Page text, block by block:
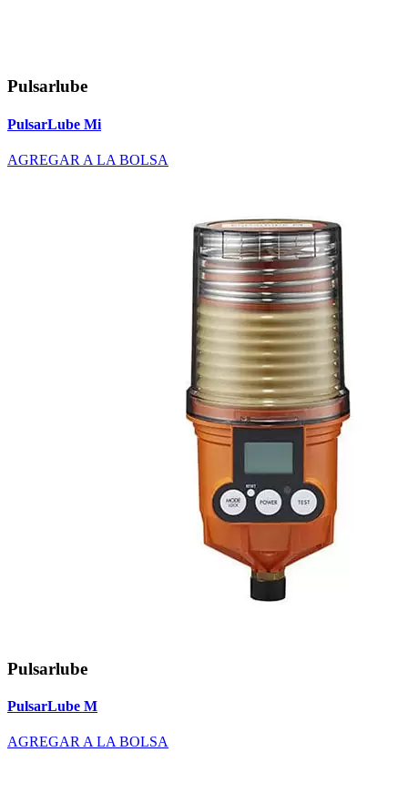
Pulsarlube
PulsarLube Mi
AGREGAR A LA BOLSA
Pulsarlube
PulsarLube M
AGREGAR A LA BOLSA